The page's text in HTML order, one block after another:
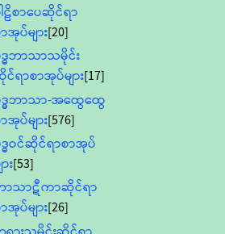
ဠိစာပေဆိုင်ရာ
အုပ်များ[20]
ဓဘာသာသမိုင်း
ရာစာအုပ်များ[17]
ဓဘာသာ-အထွေထွေ
အုပ်များ[576]
ဓဝင်ဆိုင်ရာစာအုပ်
း[53]
သာဋီကာဆိုင်ရာ
အုပ်များ[26]